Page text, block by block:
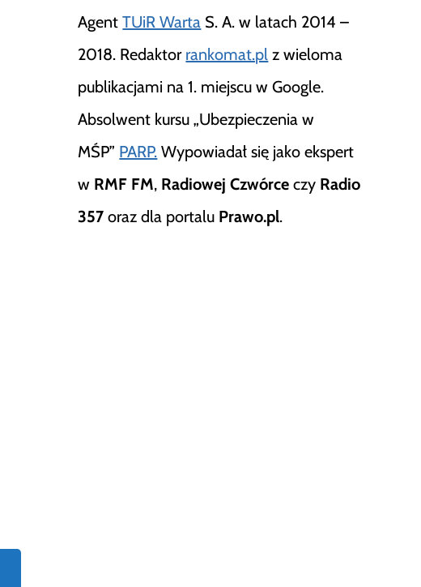
AgentTUiR Warta S. A. w latach 2014 –
2018. Redaktor rankomat.pl z wieloma
publikacjami na 1. miejscu w Google.
Absolwent kursu „Ubezpieczenia w
MŚP” PARP. Wypowiadał się jako ekspert
w RMF FM, Radiowej Czwórce czy Radio
357 oraz dla portalu Prawo.pl.